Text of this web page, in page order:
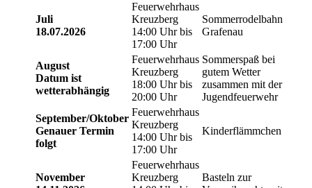
Juli
18.07.2026
Feuerwehrhaus
Kreuzberg
14:00 Uhr bis
17:00 Uhr
Sommerrodelbahn
Grafenau
August
Datum ist
wetterabhängig
Feuerwehrhaus
Kreuzberg
18:00 Uhr bis
20:00 Uhr
Sommerspaß bei
gutem Wetter
zusammen mit der
Jugendfeuerwehr
September/Oktober
Genauer Termin
folgt
Feuerwehrhaus
Kreuzberg
14:00 Uhr bis
17:00 Uhr
Kinderflämmchen
November
Feuerwehrhaus
Kreuzberg
Basteln zur